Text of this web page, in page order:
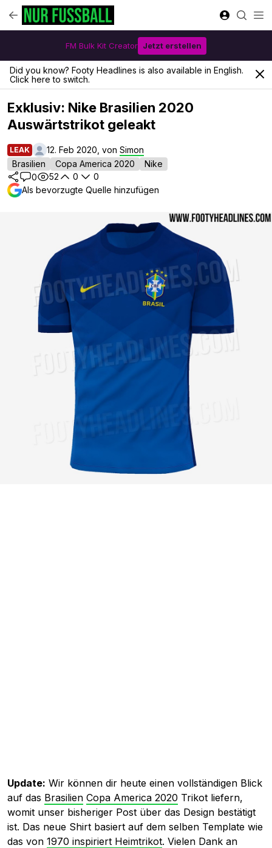
FM Bulk Kit Creator Jetzt erstellen
Did you know? Footy Headlines is also available in English.
Click here to switch.
Exklusiv: Nike Brasilien 2020
Auswärtstrikot geleakt
LEAK 12. Feb 2020, von Simon
Brasilien
Copa America 2020
Nike
0
52 0
0
Als bevorzugte Quelle hinzufügen
Update: Wir können dir heute einen vollständigen Blick
auf das Brasilien Copa America 2020 Trikot liefern,
womit unser bisheriger Post über das Design bestätigt
ist. Das neue Shirt basiert auf dem selben Template wie
das von 1970 inspiriert Heimtrikot. Vielen Dank an